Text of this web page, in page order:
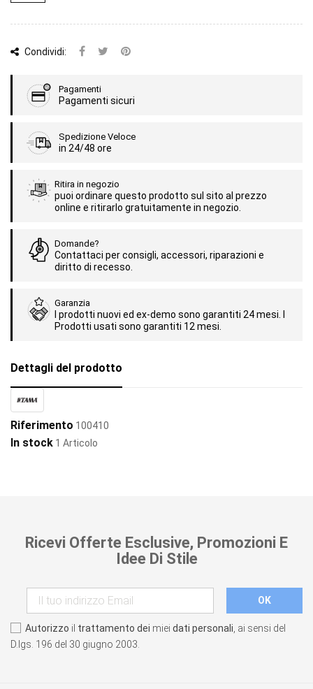
Condividi:
Pagamenti
Pagamenti sicuri
Spedizione Veloce
in 24/48 ore
Ritira in negozio
puoi ordinare questo prodotto sul sito al prezzo
online e ritirarlo gratuitamente in negozio.
Domande?
Contattaci per consigli, accessori, riparazioni e
diritto di recesso.
Garanzia
I prodotti nuovi ed ex-demo sono garantiti 24 mesi. I
Prodotti usati sono garantiti 12 mesi.
Dettagli del prodotto
Riferimento 100410
In stock 1 Articolo
Ricevi Offerte Esclusive, Promozioni E
Idee Di Stile
Autorizzo il trattamento dei miei dati personali , ai sensi del
D.lgs. 196 del 30 giugno 2003.